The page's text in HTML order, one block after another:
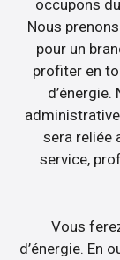
occupons
Nous
pour un
profiter en
sera reliée
service,
Vous
d’énergie. En